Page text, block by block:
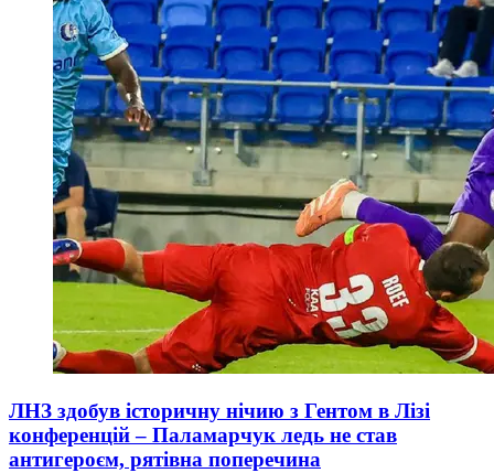
ЛНЗ здобув історичну нічию з Гентом в Лізі
конференцій – Паламарчук ледь не став
антигероєм, рятівна поперечина